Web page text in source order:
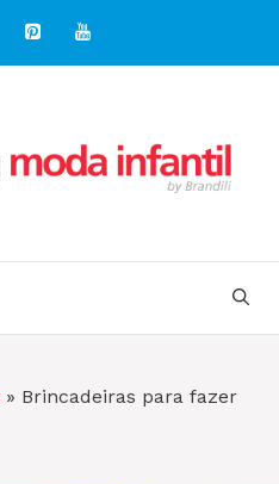
» Brincadeiras para fazer